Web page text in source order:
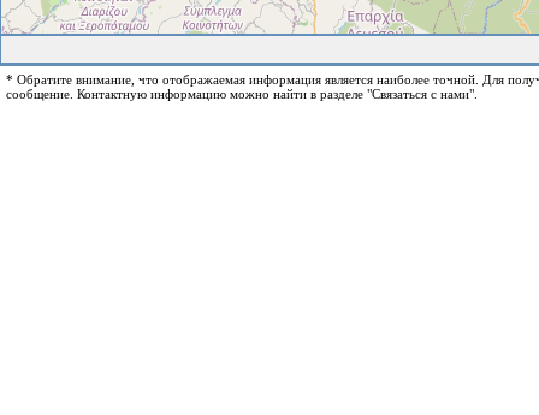
* Обратите внимание, что отображаемая информация является наиболее точной. Для
сообщение. Контактную информацию можно найти в разделе "Связаться с нами".